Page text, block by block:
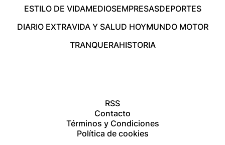
ESTILO DE VIDAMEDIOSEMPRESASDEPORTES
DIARIO EXTRAVIDA Y SALUD HOYMUNDO MOTOR
TRANQUERAHISTORIA
RSS
Contacto
Términos y Condiciones
Política de cookies